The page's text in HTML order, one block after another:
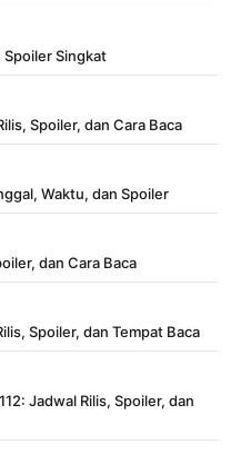
Spoiler Singkat
Spoiler, dan Cara Baca
Waktu, dan Spoiler
dan Cara Baca
Spoiler, dan Tempat Baca
Jadwal Rilis, Spoiler, dan